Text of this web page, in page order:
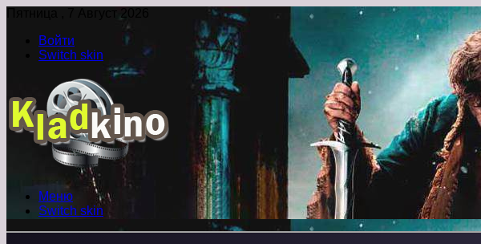
Пятница , 7 Август 2026
Войти
Switch skin
Меню
Switch skin